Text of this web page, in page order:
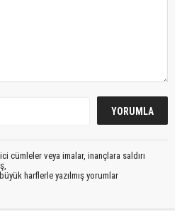
cümleler veya imalar, inançlara saldırı
harflerle yazılmış yorumlar